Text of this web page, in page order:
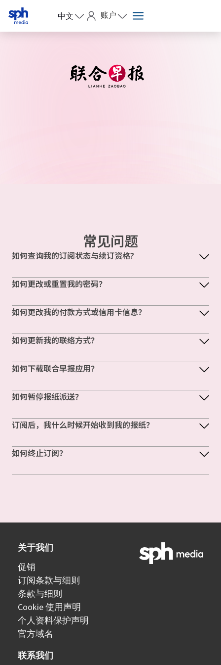
中文 账户
常见问题
如何查询我的订阅状态与续订资格?
如何更改或重置我的密码？
如何更改我的付款方式或信用卡信息？
如何更新我的联络方式？
如何下载联合早报应用？
如何暂停报纸派送？
订阅后，我什么时候开始收到我的报纸？
如何终止订阅？
关于我们
促销
订阅条款与细则
条款与细则
Cookie 使用声明
个人资料保护声明
官方域名
联系我们